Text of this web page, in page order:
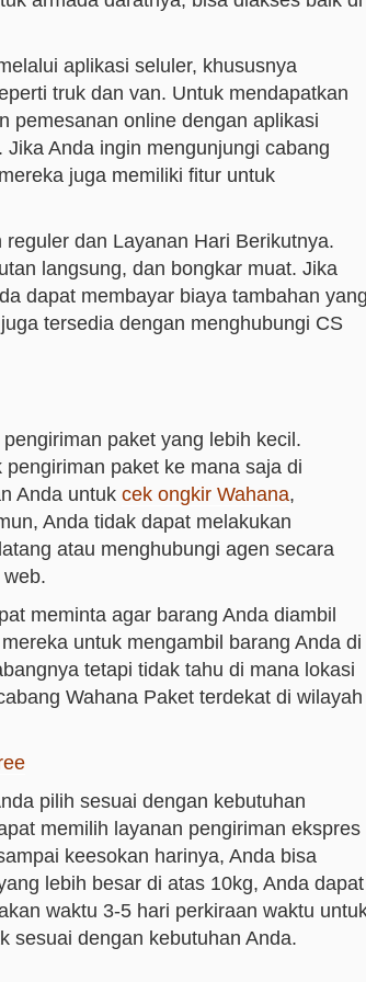
aplikasi seluler, khususnya
truk dan van. Untuk mendapatkan
pemesanan online dengan aplikasi
Anda ingin mengunjungi cabang
juga memiliki fitur untuk
dan Layanan Hari Berikutnya.
langsung, dan bongkar muat. Jika
dapat membayar biaya tambahan
tersedia dengan menghubungi CS
paket yang lebih kecil.
paket ke mana saja di
Anda untuk cek ongkir Wahana,
Anda tidak dapat melakukan
atau menghubungi agen secara
meminta agar barang Anda diambil
untuk mengambil barang Anda di
tetapi tidak tahu di mana lokasi
Wahana Paket terdekat di wilayah
pilih sesuai dengan kebutuhan
memilih layanan pengiriman ekspres
keesokan harinya, Anda bisa
lebih besar di atas 10kg, Anda dapat
waktu 3-5 hari perkiraan waktu
sesuai dengan kebutuhan Anda.